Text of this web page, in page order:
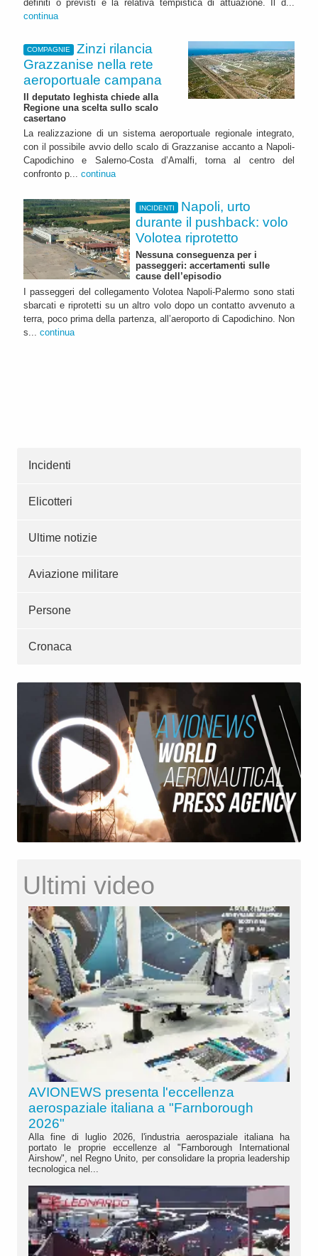
definiti o previsti e la relativa tempistica di attuazione. Il d...
continua
COMPAGNIE
Zinzi rilancia
Grazzanise nella rete
aeroportuale campana
Il deputato leghista chiede alla
Regione una scelta sullo scalo
casertano
La realizzazione di un sistema aeroportuale regionale integrato,
con il possibile avvio dello scalo di Grazzanise accanto a Napoli-
Capodichino e Salerno-Costa d’Amalfi, torna al centro del
confronto p... continua
INCIDENTI
Napoli, urto
durante il pushback: volo
Volotea riprotetto
Nessuna conseguenza per i
passeggeri: accertamenti sulle
cause dell’episodio
I passeggeri del collegamento Volotea Napoli-Palermo sono stati
sbarcati e riprotetti su un altro volo dopo un contatto avvenuto a
terra, poco prima della partenza, all’aeroporto di Capodichino. Non
s... continua
Incidenti
Elicotteri
Ultime notizie
Aviazione militare
Persone
Cronaca
Ultimi video
AVIONEWS presenta l'eccellenza
aerospaziale italiana a "Farnborough
2026"
Alla fine di luglio 2026, l'industria aerospaziale italiana ha
portato le proprie eccellenze al "Farnborough International
Airshow", nel Regno Unito, per consolidare la propria leadership
tecnologica nel...